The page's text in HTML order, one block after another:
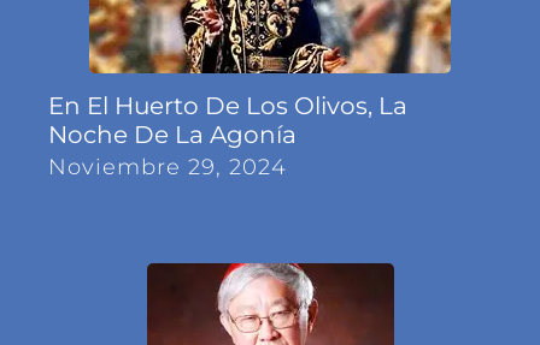
En El Huerto De Los Olivos, La
Noche De La Agonía
Noviembre 29, 2024